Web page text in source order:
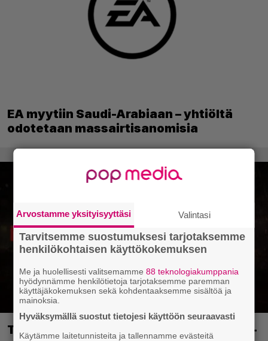
EA myytiin Saudi-Arabiaan – yhtiöltä
odotetaan massairtisanomisia
Tässä ovat seuraavat Xbox Game Pass -
Arvostamme yksityisyyttäsi Valintasi
Tarvitsemme suostumuksesi tarjotaksemme
henkilökohtaisen käyttökokemuksen
Me ja huolellisesti valitsemamme88 teknologiakumppania
hyödynnämme henkilötietoja tarjotaksemme paremman
käyttäjäkokemuksen sekä kohdentaaksemme sisältöä ja
mainoksia.
Hyväksymällä suostut tietojesi käyttöön seuraavasti
Käytämme laitetunnisteita ja tallennamme evästeitä